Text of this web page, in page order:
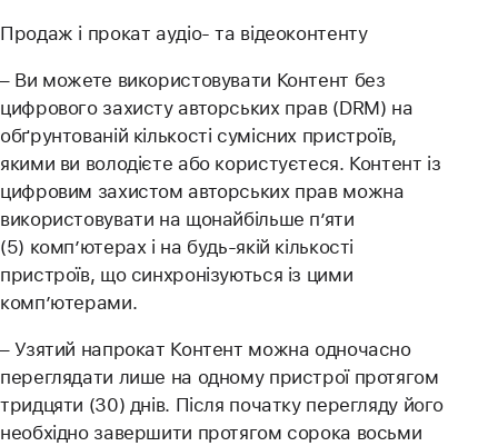
Продаж і прокат аудіо- та відеоконтенту
– Ви можете використовувати Контент без
цифрового захисту авторських прав (DRM) на
обґрунтованій кількості сумісних пристроїв,
якими ви володієте або користуєтеся. Контент із
цифровим захистом авторських прав можна
використовувати на щонайбільше п’яти
(5) комп’ютерах і на будь-якій кількості
пристроїв, що синхронізуються із цими
комп’ютерами.
– Узятий напрокат Контент можна одночасно
переглядати лише на одному пристрої протягом
тридцяти (30) днів. Після початку перегляду його
необхідно завершити протягом сорока восьми